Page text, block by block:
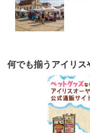
何でも揃うアイリス